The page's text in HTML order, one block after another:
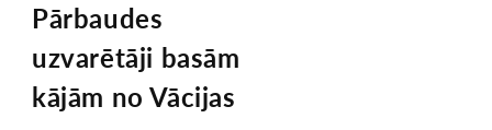
Pārbaudes
uzvarētāji basām
kājām no Vācijas